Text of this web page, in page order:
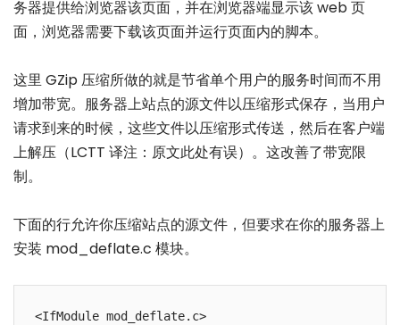
务器提供给浏览器该页面，并在浏览器端显示该 web 页
面，浏览器需要下载该页面并运行页面内的脚本。
这里 GZip 压缩所做的就是节省单个用户的服务时间而不用
增加带宽。服务器上站点的源文件以压缩形式保存，当用户
请求到来的时候，这些文件以压缩形式传送，然后在客户端
上解压（LCTT 译注：原文此处有误）。这改善了带宽限
制。
下面的行允许你压缩站点的源文件，但要求在你的服务器上
安装 mod_deflate.c 模块。
<IfModule mod_deflate.c>